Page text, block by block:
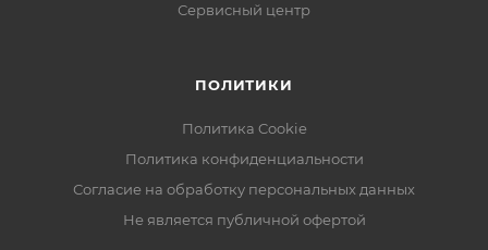
Сервисный центр
ПОЛИТИКИ
Политика Cookie
Политика конфиденциальности
Согласие на обработку персональных данных
Не является публичной офертой